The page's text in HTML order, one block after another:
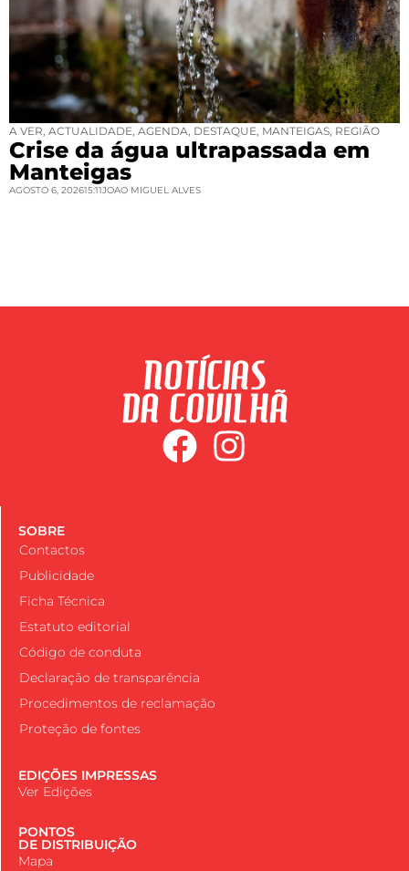
A VER ACTUALIDADE AGENDA DESTAQUE MANTEIGAS REGIÃO
Crise da água ultrapassada em
Manteigas
AGOSTO 6, 202615:11JOAO MIGUEL ALVES
SOBRE
Contactos
Publicidade
Ficha Técnica
Estatuto editorial
Código de conduta
Declaração de transparência
Procedimentos de reclamação
Proteção de fontes
EDIÇÕES IMPRESSAS
Ver Edições
PONTOS
DE DISTRIBUIÇÃO
Mapa